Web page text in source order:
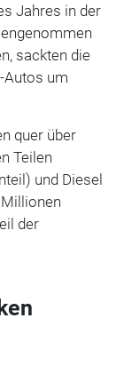
Jahres in der
sackten die
Autos um
quer über
Teilen
und Diesel
der